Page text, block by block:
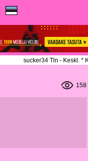
sucker34 Tln - Keskl. *
158